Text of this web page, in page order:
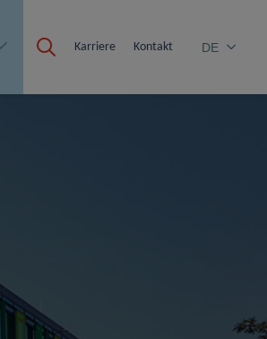
Karriere Kontakt DE